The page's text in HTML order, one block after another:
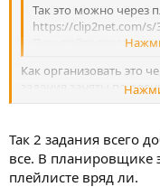
Так это можно через
https://clip2net.com/s/
Почитайте справку,
Как организовать это
задания заняты по
можно внутри
Так 2 задания всего
все. В планировщике
плейлисте вряд ли.